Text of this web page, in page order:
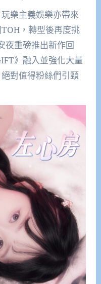
樂主義娛樂亦帶來
，轉型後再度挑
夜重磅推出新作回
》融入並強化大量
對值得粉絲們引頸